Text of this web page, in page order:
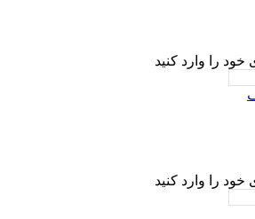
را وارد کنید
را وارد کنید